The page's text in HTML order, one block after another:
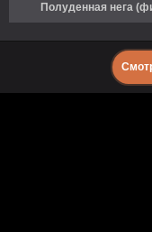
Полуденная нега